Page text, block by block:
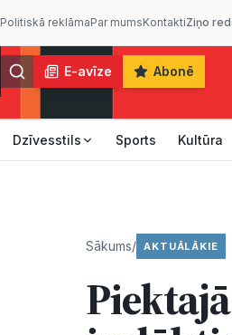
Politiskā reklāmaPar mumsKontaktiZiņo
E-avīze Abonē
Dzīvesstils Sports Kultūra
Sākums/ AKTUĀLĀKIE